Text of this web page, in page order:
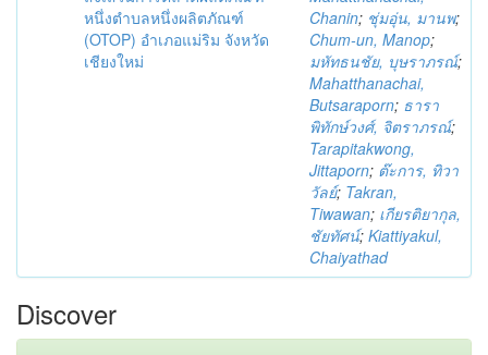
หนึ่งตำบลหนึ่งผลิตภัณฑ์
(OTOP) อำเภอแม่ริม จังหวัด
เชียงใหม่
Chanin; ชุ่มอุ่น, มานพ;
Chum-un, Manop;
มหัทธนชัย, บุษราภรณ์;
Mahatthanachai,
Butsaraporn; ธารา
พิทักษ์วงศ์, จิตราภรณ์;
Tarapitakwong,
Jittaporn; ต๊ะการ, ทิวา
วัลย์; Takran,
Tiwawan; เกียรติยากุล,
ชัยทัศน์; Kiattiyakul,
Chaiyathad
Discover